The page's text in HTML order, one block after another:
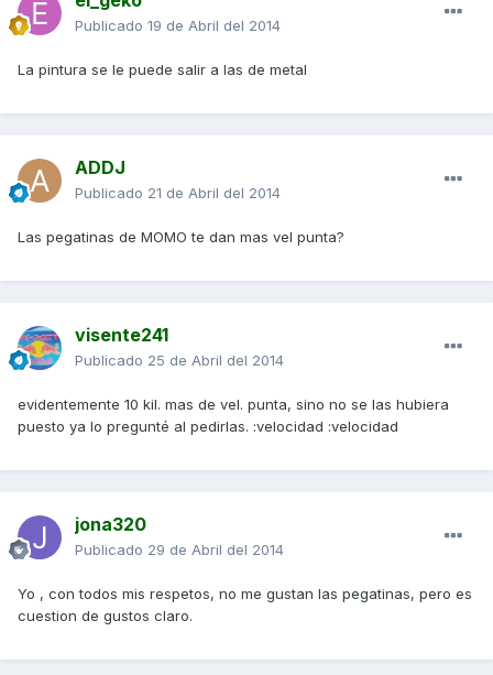
Publicado 19 de Abril del 2014
La pintura se le puede salir a las de metal
ADDJ
Publicado 21 de Abril del 2014
Las pegatinas de MOMO te dan mas vel punta?
visente241
Publicado 25 de Abril del 2014
evidentemente 10 kil. mas de vel. punta, sino no se las hubiera
puesto ya lo pregunté al pedirlas. :velocidad :velocidad
jona320
Publicado 29 de Abril del 2014
Yo , con todos mis respetos, no me gustan las pegatinas, pero es
cuestion de gustos claro.